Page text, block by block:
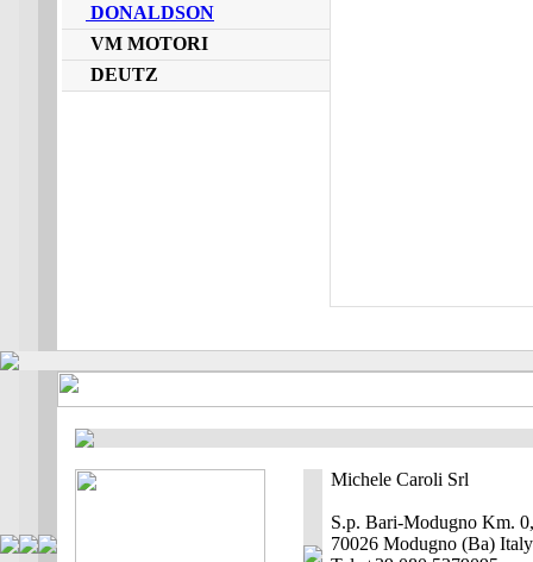
DONALDSON
VM MOTORI
DEUTZ
Michele Caroli Srl
S.p. Bari-Modugno Km.
70026 Modugno (Ba) Italy